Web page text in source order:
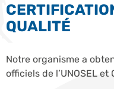
QUALITÉ
Notre organisme a
officiels de l’UNOSEL et